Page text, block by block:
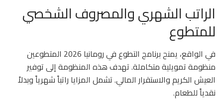
الراتب الشهري والمصروف الشخصي
للمتطوع
في الواقع، يمنح برنامج التطوع في رومانيا 2026 المتطوعين
منظومة تمويلية متكاملة. تهدف هذه المنظومة إلى توفير
العيش الكريم والاستقرار المالي. تشمل المزايا راتباً شهرياً وبدلاً
نقدياً للطعام.